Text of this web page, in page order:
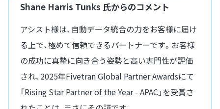
Shane Harris Tunks 氏からのコメント
アシスト様は、自動データ統合の力をお客様に届け
る上で、極めて信頼できるパートナーです。お客様
の成功に真摯に向き合う姿勢と高い専門性が評価
され、2025年Fivetran Global Partner Awardsにて
「Rising Star Partner of the Year - APAC」を受賞さ